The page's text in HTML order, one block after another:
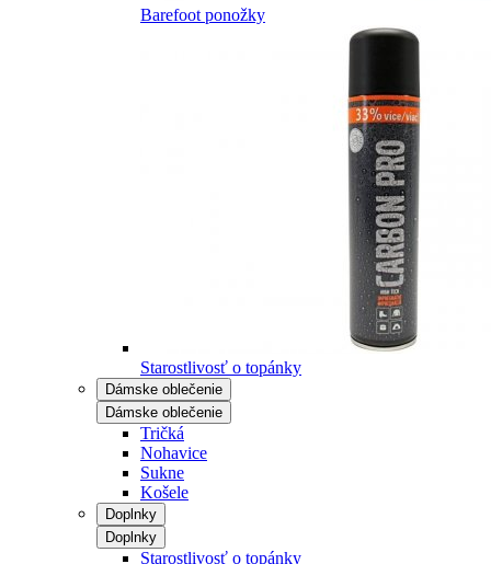
Barefoot ponožky
Starostlivosť o topánky
Dámske oblečenie
Dámske oblečenie
Tričká
Nohavice
Sukne
Košele
Doplnky
Doplnky
Starostlivosť o topánky